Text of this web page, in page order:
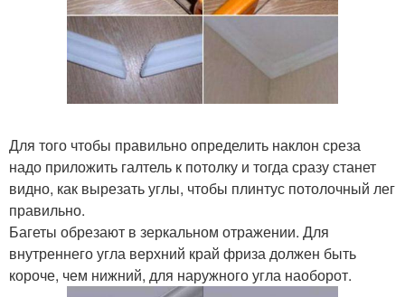
Для того чтобы правильно определить наклон среза
надо приложить галтель к потолку и тогда сразу станет
видно, как вырезать углы, чтобы плинтус потолочный лег
правильно.
Багеты обрезают в зеркальном отражении. Для
внутреннего угла верхний край фриза должен быть
короче, чем нижний, для наружного угла наоборот.